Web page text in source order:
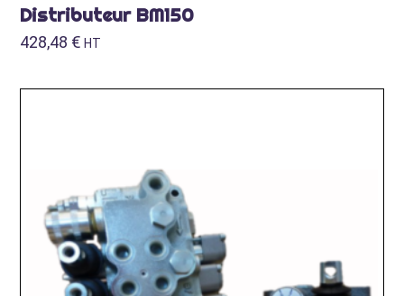
Distributeur BM150
428,48 € HT